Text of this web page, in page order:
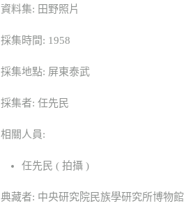
資料集: 田野照片
採集時間: 1958
採集地點: 屏東泰武
採集者: 任先民
相關人員:
任先民 ( 拍攝 )
典藏者: 中央研究院民族學研究所博物館